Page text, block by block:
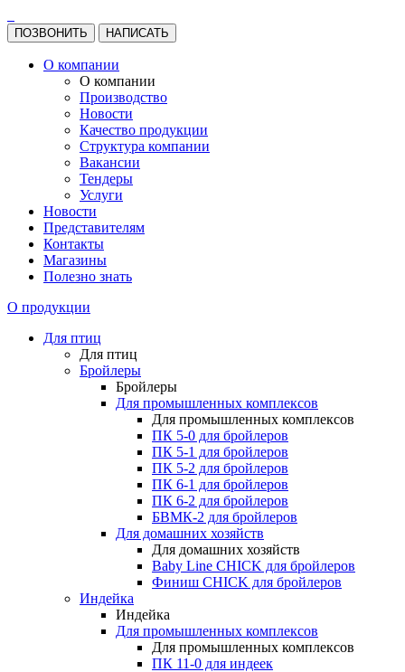
ПОЗВОНИТЬ НАПИСАТЬ
О компании
О компании
Производство
Новости
Качество продукции
Структура компании
Вакансии
Тендеры
Услуги
Новости
Представителям
Контакты
Магазины
Полезно знать
О продукции
Для птиц
Для птиц
Бройлеры
Бройлеры
Для промышленных комплексов
Для промышленных комплексов
ПК 5-0 для бройлеров
ПК 5-1 для бройлеров
ПК 5-2 для бройлеров
ПК 6-1 для бройлеров
ПК 6-2 для бройлеров
БВМК-2 для бройлеров
Для домашних хозяйств
Для домашних хозяйств
Baby Line CHICK для бройлеров
Финиш CHICK для бройлеров
Индейка
Индейка
Для промышленных комплексов
Для промышленных комплексов
ПК 11-0 для индеек